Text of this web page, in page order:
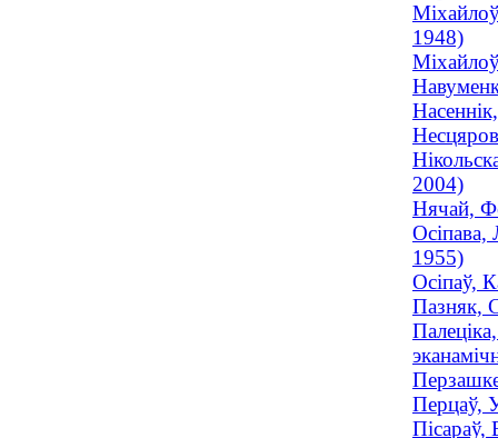
1948)
2004)
Нячай,
Осіпава,
1955)
Осіпаў,
Пазняк,
Перцаў,
Пісараў,